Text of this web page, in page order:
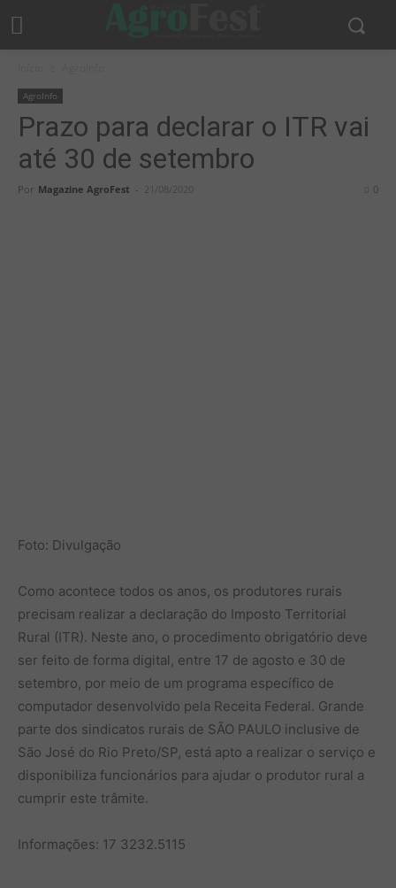
AgroInfo
Prazo para declarar o ITR vai
até 30 de setembro
Por Magazine AgroFest - 21/08/2020 0
Foto: Divulgação
Como acontece todos os anos, os produtores rurais
precisam realizar a declaração do Imposto Territorial
Rural (ITR). Neste ano, o procedimento obrigatório deve
ser feito de forma digital, entre 17 de agosto e 30 de
setembro, por meio de um programa específico de
computador desenvolvido pela Receita Federal. Grande
parte dos sindicatos rurais de SÃO PAULO inclusive de
São José do Rio Preto/SP, está apto a realizar o serviço e
disponibiliza funcionários para ajudar o produtor rural a
cumprir este trâmite.
Informações: 17 3232.5115